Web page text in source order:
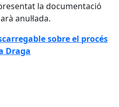
la documentació
anul·lada.
sobre el procés
Draga